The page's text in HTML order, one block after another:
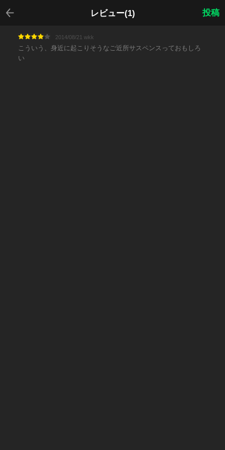
レビュー(1)
戻る
投稿
2014/08/21 wkk
こういう、身近に起こりそうなご近所サスペンスっておもしろ
い